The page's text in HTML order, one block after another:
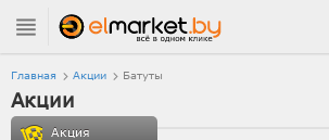
Главная Акции Батуты
Акции
Акция